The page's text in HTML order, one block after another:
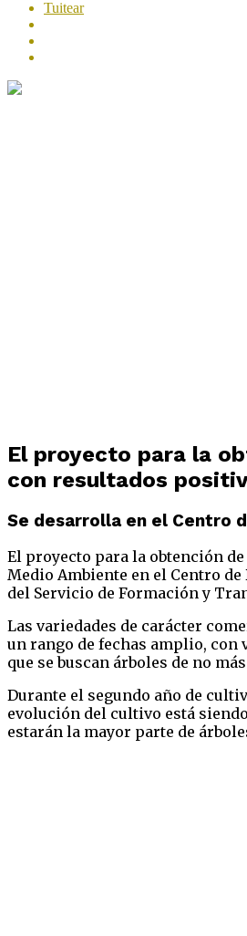
Tuitear
El proyecto para la
con resultados
Se desarrolla en el Centro
El proyecto para la obtención
Medio Ambiente en el Centro
del Servicio de Formación y
Las variedades de carácter
un rango de fechas amplio,
que se buscan árboles de no
Durante el segundo año de
evolución del cultivo está
estarán la mayor parte de